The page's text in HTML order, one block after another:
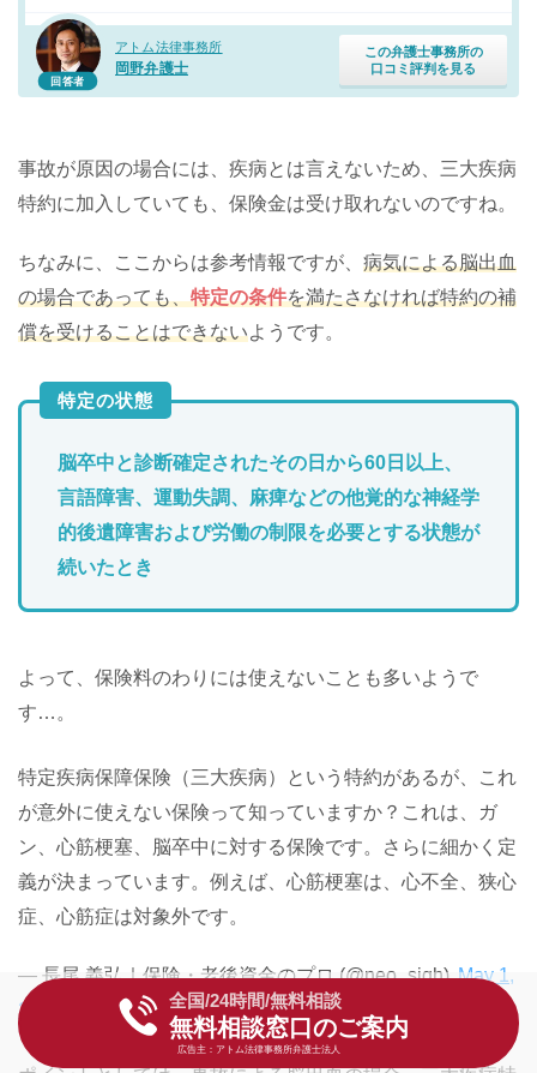
回答者
アトム法律事務所
岡野弁護士
この弁護士事務所の
口コミ評判を見る
事故が原因の場合には、疾病とは言えないため、三大疾病
特約に加入していても、保険金は受け取れないのですね。
ちなみに、ここからは参考情報ですが、 病気による脳出血
の場合であっても、特定の条件を満たさなければ特約の補
償を受けることはできないようです。
特定の状態
脳卒中と診断確定されたその日から60日以上、
言語障害、運動失調、麻痺などの他覚的な神経学
的後遺障害および労働の制限を必要とする状態が
続いたとき
よって、保険料のわりには使えないことも多いようで
す…。
特定疾病保障保険（三大疾病）という特約があるが、これ
が意外に使えない保険って知っていますか？これは、ガ
ン、心筋梗塞、脳卒中に対する保険です。さらに細かく定
義が決まっています。例えば、心筋梗塞は、心不全、狭心
症、心筋症は対象外です。
— 長尾 義弘｜保険・老後資金のプロ (@neo_sigh)May 1,
2010
全国/24時間/無料相談
無料相談窓口のご案内
広告主：アトム法律事務所弁護士法人